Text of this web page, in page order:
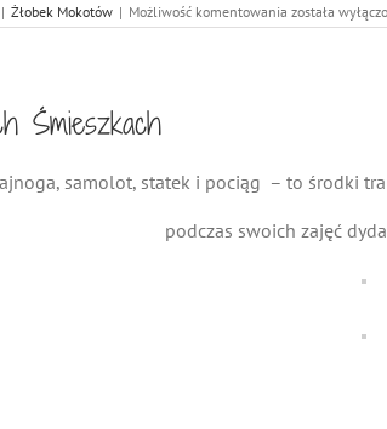
| Żłobek Mokotów | Możliwość komentowania Małe
Śmieszki
została
Śmieszkach
samolot, statek i pociąg – to środki
podczas swoich zajęć